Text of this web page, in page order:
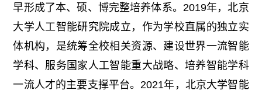
早形成了本、硕、博完整培养体系。2019年，北京
大学人工智能研究院成立，作为学校直属的独立实
体机构，是统筹全校相关资源、建设世界一流智能
学科、服务国家人工智能重大战略、培养智能学科
一流人才的主要支撑平台。2021年，北京大学智能